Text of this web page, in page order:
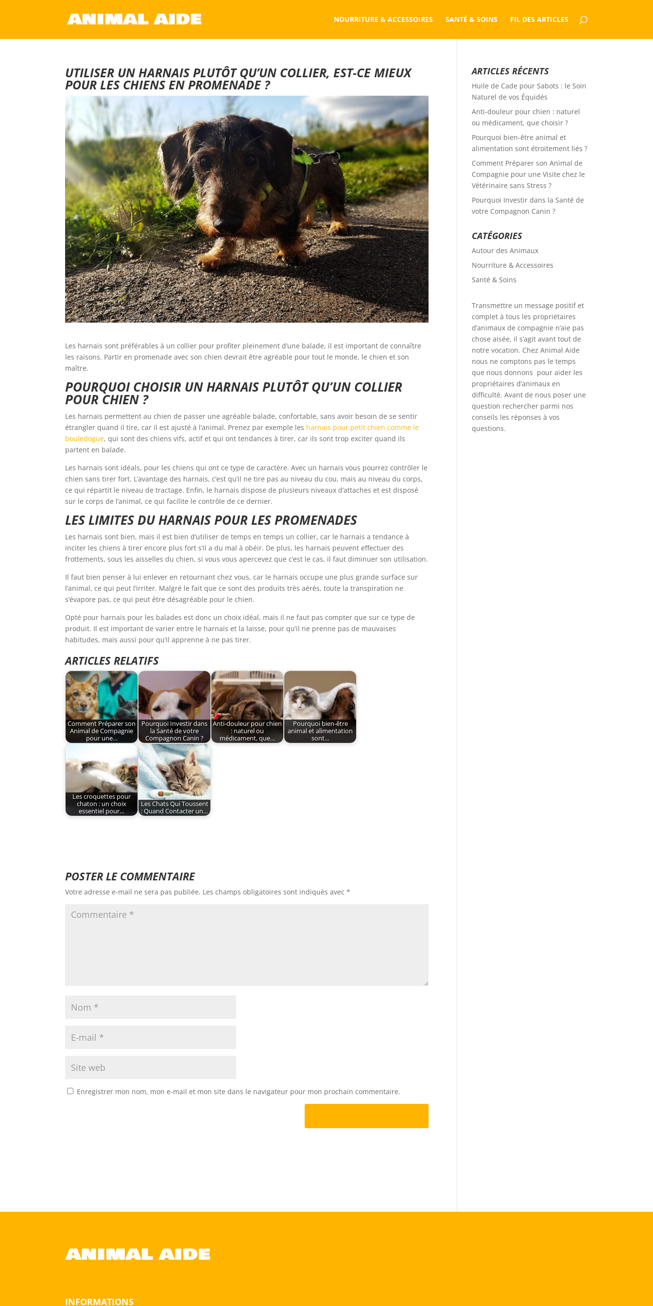
NOURRITURE & ACCESSOIRES SANTÉ & SOINS FIL DES ARTICLES
UTILISER UN HARNAIS PLUTÔT QU’UN COLLIER, EST-CE MIEUX
POUR LES CHIENS EN PROMENADE ?
Les harnais sont préférables à un collier pour profiter pleinement d’une balade, il est important de connaître
les raisons. Partir en promenade avec son chien devrait être agréable pour tout le monde, le chien et son
maître.
POURQUOI CHOISIR UN HARNAIS PLUTÔT QU’UN COLLIER
POUR CHIEN ?
Les harnais permettent au chien de passer une agréable balade, confortable, sans avoir besoin de se sentir
étrangler quand il tire, car il est ajusté à l’animal. Prenez par exemple les harnais pour petit chien comme le
bouledogue, qui sont des chiens vifs, actif et qui ont tendances à tirer, car ils sont trop exciter quand ils
partent en balade.
Les harnais sont idéals, pour les chiens qui ont ce type de caractère. Avec un harnais vous pourrez contrôler le
chien sans tirer fort. L’avantage des harnais, c’est qu’il ne tire pas au niveau du cou, mais au niveau du corps,
ce qui répartit le niveau de tractage. Enfin, le harnais dispose de plusieurs niveaux d’attaches et est disposé
sur le corps de l’animal, ce qui facilite le contrôle de ce dernier.
LES LIMITES DU HARNAIS POUR LES PROMENADES
Les harnais sont bien, mais il est bien d’utiliser de temps en temps un collier, car le harnais a tendance à
inciter les chiens à tirer encore plus fort s’il a du mal à obéir. De plus, les harnais peuvent effectuer des
frottements, sous les aisselles du chien, si vous vous apercevez que c’est le cas, il faut diminuer son utilisation.
Il faut bien penser à lui enlever en retournant chez vous, car le harnais occupe une plus grande surface sur
l’animal, ce qui peut l’irriter. Malgré le fait que ce sont des produits très aérés, toute la transpiration ne
s’évapore pas, ce qui peut être désagréable pour le chien.
Opté pour harnais pour les balades est donc un choix idéal, mais il ne faut pas compter que sur ce type de
produit. Il est important de varier entre le harnais et la laisse, pour qu’il ne prenne pas de mauvaises
habitudes, mais aussi pour qu’il apprenne à ne pas tirer.
ARTICLES RELATIFS
Comment Préparer son
Animal de Compagnie
pour une…
Pourquoi Investir dans
la Santé de votre
Compagnon Canin ?
Anti-douleur pour chien
: naturel ou
médicament, que…
Pourquoi bien-être
animal et alimentation
sont…
Les croquettes pour
chaton : un choix
essentiel pour…
Les Chats Qui Toussent
: Quand Contacter un…
POSTER LE COMMENTAIRE
Votre adresse e-mail ne sera pas publiée. Les champs obligatoires sont indiqués avec*
Enregistrer mon nom, mon e-mail et mon site dans le navigateur pour mon prochain commentaire.
ARTICLES RÉCENTS
Huile de Cade pour Sabots : le Soin
Naturel de vos Équidés
Anti-douleur pour chien : naturel
ou médicament, que choisir ?
Pourquoi bien-être animal et
alimentation sont étroitement liés ?
Comment Préparer son Animal de
Compagnie pour une Visite chez le
Vétérinaire sans Stress ?
Pourquoi Investir dans la Santé de
votre Compagnon Canin ?
CATÉGORIES
Autour des Animaux
Nourriture & Accessoires
Santé & Soins
Transmettre un message positif et
complet à tous les propriétaires
d’animaux de compagnie n’aie pas
chose aisée, il s’agit avant tout de
notre vocation. Chez Animal Aide
nous ne comptons pas le temps
que nous donnons pour aider les
propriétaires d’animaux en
difficulté. Avant de nous poser une
question rechercher parmi nos
conseils les réponses à vos
questions.
INFORMATIONS